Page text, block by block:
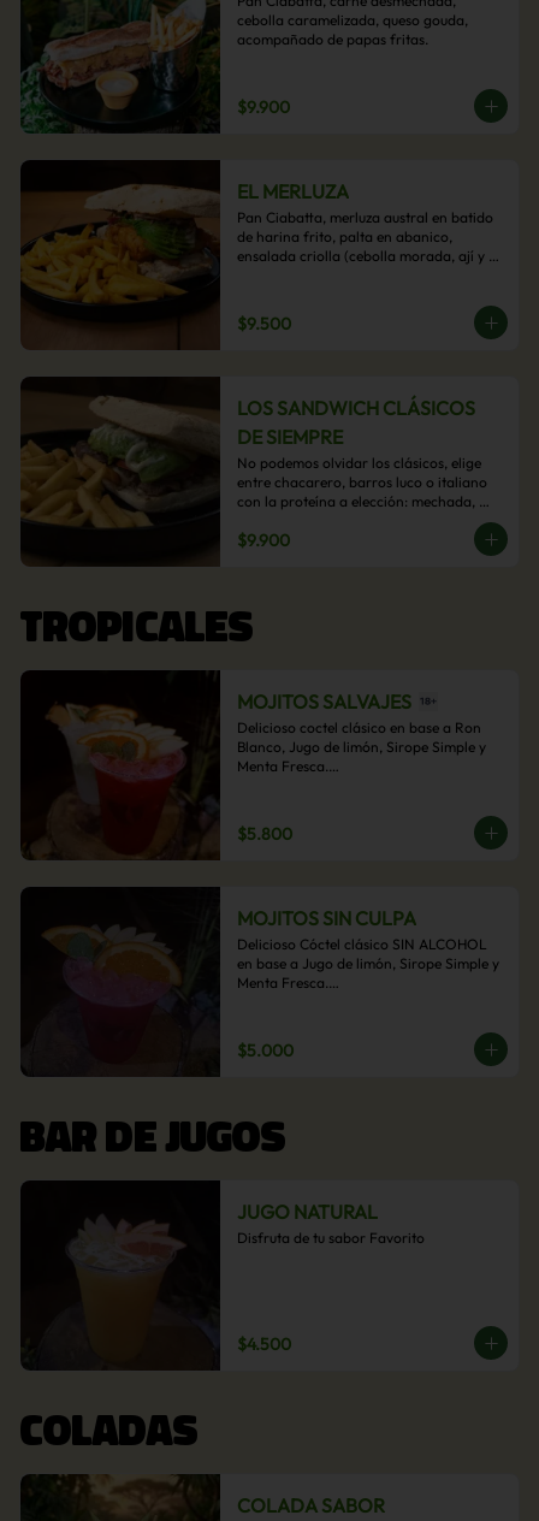
cebolla caramelizada, queso gouda,
acompañado de papas fritas.
$9.900
EL MERLUZA
Pan Ciabatta, merluza austral en batido
de harina frito, palta en abanico,
ensalada criolla (cebolla morada, ají y
$9.500
LOS SANDWICH CLÁSICOS
DE SIEMPRE
No podemos olvidar los clásicos, elige
entre chacarero, barros luco o italiano
con la proteína a elección: mechada,
acompañamiento de papas fritas.
$9.900
TROPICALES
MOJITOS SALVAJES
Delicioso coctel clásico en base a Ron
Blanco, Jugo de limón, Sirope Simple y
Menta Fresca.
$5.800
MOJITOS SIN CULPA
Delicioso Cóctel clásico SIN ALCOHOL
en base a Jugo de limón, Sirope Simple y
Menta Fresca.
$5.000
BAR DE JUGOS
JUGO NATURAL
Disfruta de tu sabor Favorito
$4.500
COLADAS
COLADA SABOR